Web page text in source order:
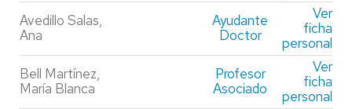
Avedillo Salas,
Ana
Ayudante
Doctor
Ver
ficha
personal
Bell Martínez,
María Blanca
Profesor
Asociado
Ver
ficha
personal